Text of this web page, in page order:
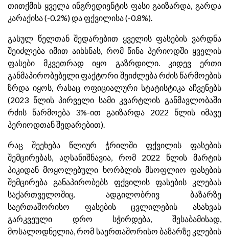
თითქმის ყველა ინგრედიენტის ფასი გაიზარდა, გარდა
კარაქისა (-0.2%) და ფქვილისა (-0.8%).
გასულ წელთან შედარებით ყველის ფასების ვარდნა
შეიძლება იმით აიხსნას, რომ წინა პერიოდში ყველის
ფასები მკვეთრად იყო გაზრდილი. კიდევ ერთი
განმაპირობებელი ფაქტორი შეიძლება რძის წარმოების
ზრდა იყოს, რასაც ოფიციალური სტატისტიკა აჩვენებს
(2023 წლის პირველი სამი კვარტლის განმავლობაში
რძის წარმოება 3%-ით გაიზარდა 2022 წლის იმავე
პერიოდთან შედარებით).
რაც შეეხება წლიურ ჭრილში ფქვილის ფასების
შემცირებას, აღსანიშნავია, რომ 2022 წლის მარტის
პიკიდან მოყოლებული ხორბლის მსოფლიო ფასების
შემცირება განაპირობებს ფქვილის ფასების კლებას
საქართველოშიც. ადგილობრივ ბაზარზე
საერთაშორისო ფასების ცვლილების ასახვას
გარკვეული დრო სჭირდება, შესაბამისად,
მოსალოდნელია, რომ საერთაშორისო ბაზარზე კლების